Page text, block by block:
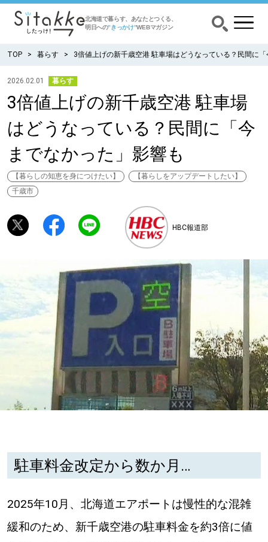
北海道で暮らす、あなたとつくる、
明日への”きっかけ”WEBマガジン
CATEGORY カテゴリー
食べる
出かける
みがく
深める
ゆるむ
SitakkeTV
LOCAL ローカルエリア
札幌
道北
道南
TOP 暮らす 3倍値上げの新千歳空港 駐車場はどうなっている？民間に
2026.02.01 暮らす
3倍値上げの新千歳空港 駐車場
はどうなっている？民間に「今
までなかった」影響も
【暮らしの知恵を身につけたい】
【暮らしをアップデートしたい】
千歳市
HBC報道部
駐車料金改定から数か月…
2025年10月、北海道エアポートは慢性的な混雑
緩和のため、新千歳空港の駐車料金を約3倍に値